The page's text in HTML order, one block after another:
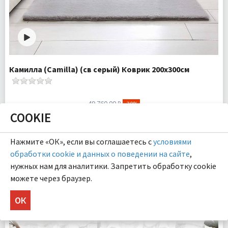
Камилла (Camilla) (св серый) Коврик 200х300см
49 760.00 ₽ -30%
КУПИТЬ
Размер:
200х300 см
Плотность:
2050 гр/м
Комплектация:
Ткань:
Доставка:
COOKIE
Нажмите «ОК», если вы соглашаетесь сусловиями
обработки cookie и данных о поведении на сайте,
нужных нам для аналитики. Запретить обработку cookie
можете через браузер.
ОК